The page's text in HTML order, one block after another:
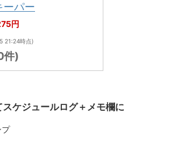
ーパー
円
21:24時点)
件)
ケジュールログ＋メモ欄に
プ